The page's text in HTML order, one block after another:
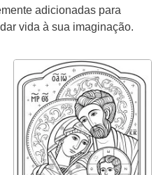
adicionadas para
vida à sua imaginação.